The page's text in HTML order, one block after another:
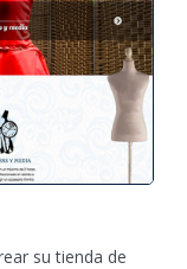
su tienda de